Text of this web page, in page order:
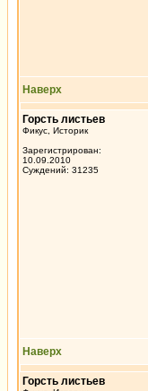
Наверх
Горсть листьев
Фикус, Историк
Зарегистрирован:
10.09.2010
Суждений: 31235
Наверх
Горсть листьев